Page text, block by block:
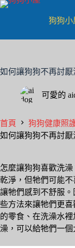
跳
容
狗狗小
如何讓狗狗不再討
可愛的
首頁
狗狗健康照
如何讓狗狗不再討
怎麼讓狗狗喜歡洗
乾淨，但牠們可能
讓牠們感到不舒服
些方法來讓牠們更
的零食、在洗澡水
澡，可以給牠們一個